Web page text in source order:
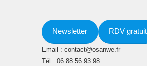
Newsletter RDV gratuit
Email : contact@osanwe.fr
Tél : 06 88 56 93 98